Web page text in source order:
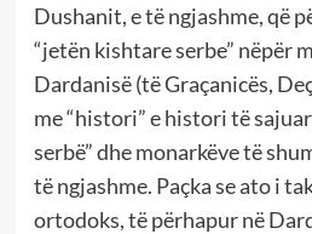
Dushanit, e të ngjashme, që
“jetën kishtare serbe” nëpër
Dardanisë (të Graçanicës,
me “histori” e histori të
serbë” dhe monarkëve të
të ngjashme. Paçka se ato i
ortodoks, të përhapur në